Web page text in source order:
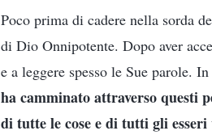
Poco prima di cadere nella sorda
di Dio Onnipotente. Dopo aver
e a leggere spesso le Sue parole.
ha camminato attraverso questi
di tutte le cose e di tutti gli